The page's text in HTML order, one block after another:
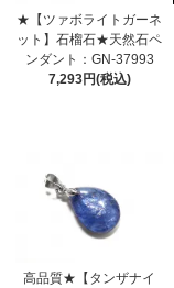
★【ツァボライトガーネ
ット】石榴石★天然石ペ
ンダント：GN-37993
7,293円(税込)
高品質★【タンザナイ